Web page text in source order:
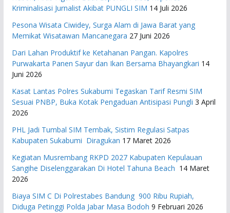
Kriminalisasi Jurnalist Akibat PUNGLI SIM 14 Juli 2026
Pesona Wisata Ciwidey, Surga Alam di Jawa Barat yang
Memikat Wisatawan Mancanegara 27 Juni 2026
Dari Lahan Produktif ke Ketahanan Pangan. Kapolres
Purwakarta Panen Sayur dan Ikan Bersama Bhayangkari 14
Juni 2026
Kasat Lantas Polres Sukabumi Tegaskan Tarif Resmi SIM
Sesuai PNBP, Buka Kotak Pengaduan Antisipasi Pungli 3 April
2026
PHL Jadi Tumbal SIM Tembak, Sistim Regulasi Satpas
Kabupaten Sukabumi Diragukan 17 Maret 2026
Kegiatan Musrembang RKPD 2027 ​Kabupaten Kepulauan
Sangihe Diselenggarakan Di Hotel Tahuna Beach 14 Maret
2026
Biaya SIM C Di Polrestabes Bandung 900 Ribu Rupiah,
Diduga Petinggi Polda Jabar Masa Bodoh 9 Februari 2026